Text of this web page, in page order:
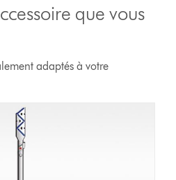
que vous
adaptés à votre